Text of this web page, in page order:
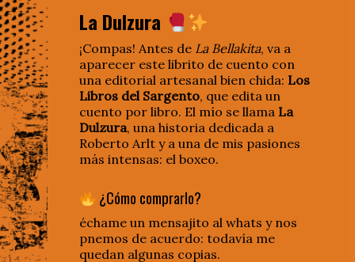
La Dulzura
¡Compas! Antes de La Bellakita, va a
aparecer este librito de cuento con
una editorial artesanal bien chida: Los
Libros del Sargento, que edita un
cuento por libro. El mío se llama La
Dulzura, una historia dedicada a
Roberto Arlt y a una de mis pasiones
más intensas: el boxeo.
¿Cómo comprarlo?
échame un mensajito al whats y nos
pnemos de acuerdo: todavía me
quedan algunas copias.